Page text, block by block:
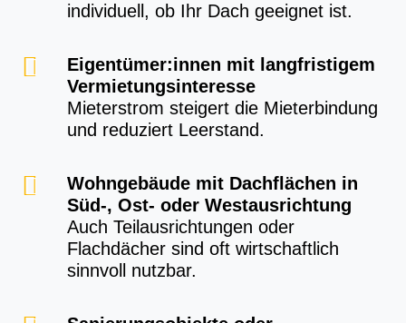
individuell, ob Ihr Dach geeignet ist.
Eigentümer:innen mit langfristigem
Vermietungsinteresse
Mieterstrom steigert die Mieterbindung
und reduziert Leerstand.
Wohngebäude mit Dachflächen in
Süd-, Ost- oder Westausrichtung
Auch Teilausrichtungen oder
Flachdächer sind oft wirtschaftlich
sinnvoll nutzbar.